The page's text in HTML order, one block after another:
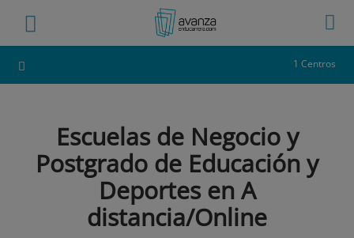
1 Centros
Escuelas de Negocio y
Postgrado de Educación y
Deportes en A
distancia/Online